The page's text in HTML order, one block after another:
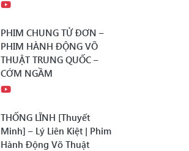
PHIM CHUNG TỬ ĐƠN –
PHIM HÀNH ĐỘNG VÕ
THUẬT TRUNG QUỐC –
CỚM NGẦM
THỐNG LĨNH [Thuyết
Minh] – Lý Liên Kiệt | Phim
Hành Động Võ Thuật